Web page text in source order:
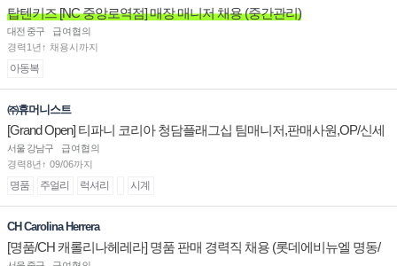
탑텐키즈 [NC 중앙로역점] 매장 매니저 채용 (중간관리)
대전 중구
급여협의
경력1년↑ 채용시까지
아동복
㈜휴머니스트
[Grand Open] 티파니 코리아 청담플래그십 팀매니저,판매사원,OP/신세
계대전 판매사원 채용
서울 강남구
급여협의
경력8년↑ 09/06까지
명품 주얼리 럭셔리 시계
CH Carolina Herrera
[명품/CH 캐롤리나헤레라] 명품 판매 경력직 채용 (롯데에비뉴엘 명동/